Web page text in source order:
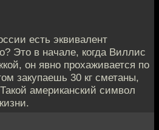
есть эквивалент
Это в начале, когда Виллис
он явно прохаживается по
закупаешь 30 кг сметаны,
американский символ